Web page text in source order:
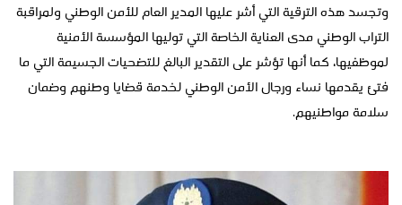
وتجسد هذه الترقية التي أشر عليها المدير العام للأمن الوطني ولمراقبة
التراب الوطني مدى العناية الخاصة التي توليها المؤسسة الأمنية
لموظفيها، كما أنها تؤشر على التقدير البالغ للتضحيات الجسيمة التي ما
فتئ يقدمها نساء ورجال الأمن الوطني لخدمة قضايا وطنهم وضمان
سلامة مواطنيهم.